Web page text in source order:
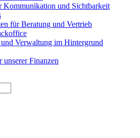
Kommunikation und Sichtbarkeit
für Beratung und Vertrieb
Verwaltung im Hintergrund
unserer Finanzen